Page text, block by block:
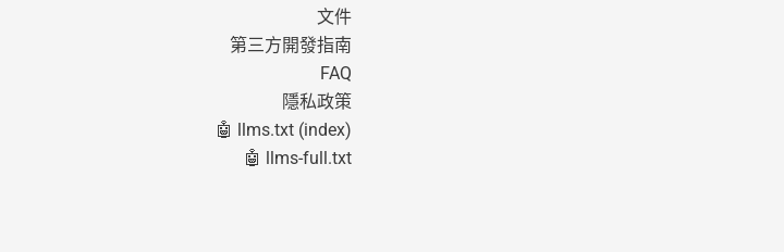
文件
第三方開發指南
FAQ
隱私政策
🤖 llms.txt (index)
🤖 llms-full.txt